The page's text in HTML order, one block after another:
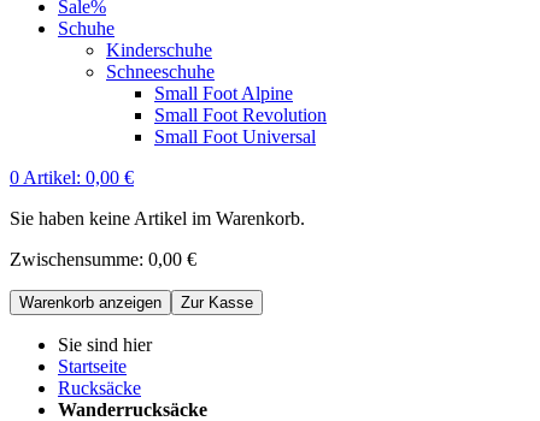
Sale%
Schuhe
Kinderschuhe
Schneeschuhe
Small Foot Alpine
Small Foot Revolution
Small Foot Universal
0 Artikel: 0,00 €
Sie haben keine Artikel im Warenkorb.
Zwischensumme: 0,00 €
Warenkorb anzeigen Zur Kasse
Sie sind hier
Startseite
Rucksäcke
Wanderrucksäcke